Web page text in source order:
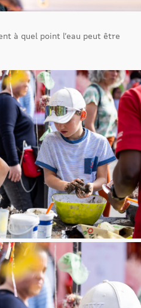
à quel point l’eau peut être